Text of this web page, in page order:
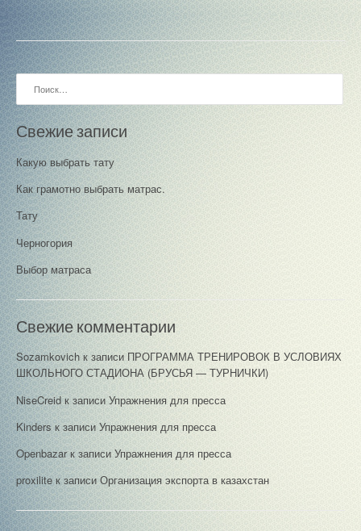
Найти:
Свежие записи
Какую выбрать тату
Как грамотно выбрать матрас.
Тату
Черногория
Выбор матраса
Свежие комментарии
Sozamkovichк записиПРОГРАММА ТРЕНИРОВОК В УСЛОВИЯХ
ШКОЛЬНОГО СТАДИОНА (БРУСЬЯ — ТУРНИЧКИ)
NiseCreidк записиУпражнения для пресса
Kindersк записи Упражнения для пресса
Openbazarк записиУпражнения для пресса
proxiliteк записиОрганизация экспорта в казахстан